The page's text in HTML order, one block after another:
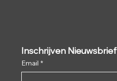
Inschrijven Nieuwsbrief
Email *